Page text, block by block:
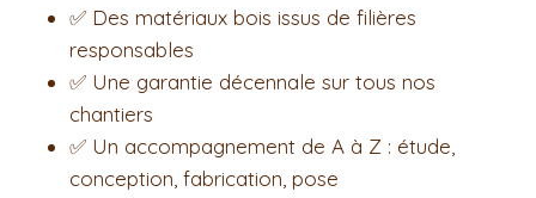
✅ Des matériaux bois issus de filières
responsables
✅ Une garantie décennale sur tous nos
chantiers
✅ Un accompagnement de A à Z : étude,
conception, fabrication, pose